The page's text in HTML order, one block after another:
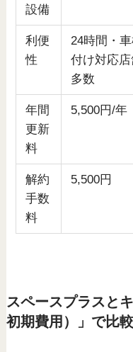
設備
利便
性
24時間・
付け対応
多数
年間
更新
料
5,500円/年
解約
手数
料
5,500円
スペースプラスと
初期費用）」で比較